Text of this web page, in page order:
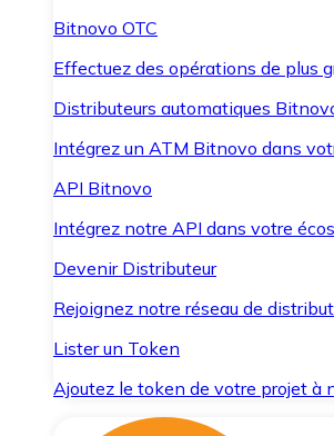
Bitnovo OTC
Effectuez des opérations de plus
Distributeurs automatiques
Intégrez un ATM Bitnovo dans
API Bitnovo
Intégrez notre API dans votre
Devenir Distributeur
Rejoignez notre réseau de
Lister un Token
Ajoutez le token de votre projet à